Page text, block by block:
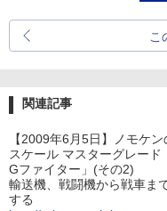
こ
関連記事
【2009年6月5日】ノモケ
スケール マスターグレー
Gファイター」(その2)
輸送機、戦闘機から戦車ま
する